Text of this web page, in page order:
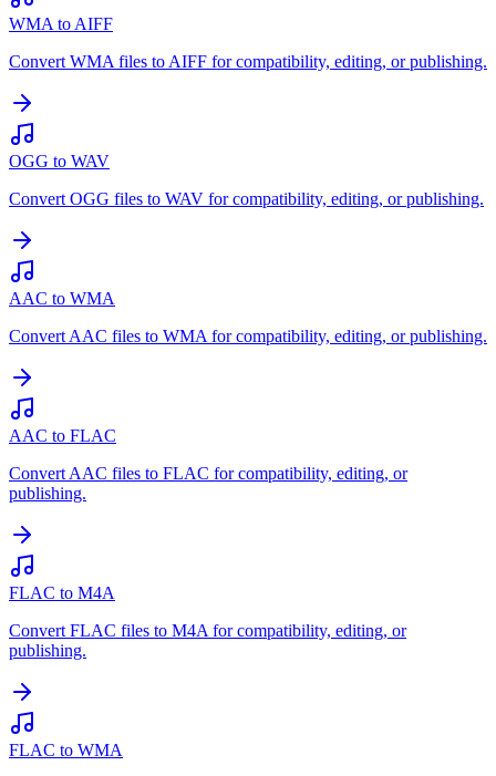
WMA to AIFF
Convert WMA files to AIFF for compatibility, editing, or publishing.
OGG to WAV
Convert OGG files to WAV for compatibility, editing, or publishing.
AAC to WMA
Convert AAC files to WMA for compatibility, editing, or publishing.
AAC to FLAC
Convert AAC files to FLAC for compatibility, editing, or
publishing.
FLAC to M4A
Convert FLAC files to M4A for compatibility, editing, or
publishing.
FLAC to WMA